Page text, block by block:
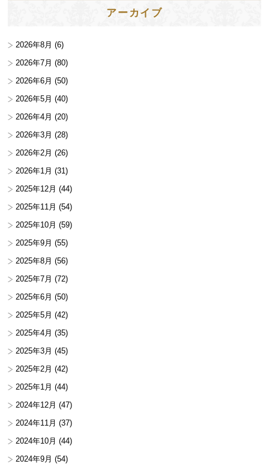
アーカイブ
2026年8月 (6)
2026年7月 (80)
2026年6月 (50)
2026年5月 (40)
2026年4月 (20)
2026年3月 (28)
2026年2月 (26)
2026年1月 (31)
2025年12月 (44)
2025年11月 (54)
2025年10月 (59)
2025年9月 (55)
2025年8月 (56)
2025年7月 (72)
2025年6月 (50)
2025年5月 (42)
2025年4月 (35)
2025年3月 (45)
2025年2月 (42)
2025年1月 (44)
2024年12月 (47)
2024年11月 (37)
2024年10月 (44)
2024年9月 (54)